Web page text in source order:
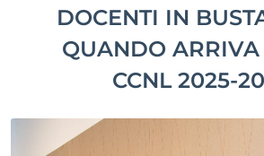
DOCENTI IN
QUANDO ARRIVA
CCNL 2025-